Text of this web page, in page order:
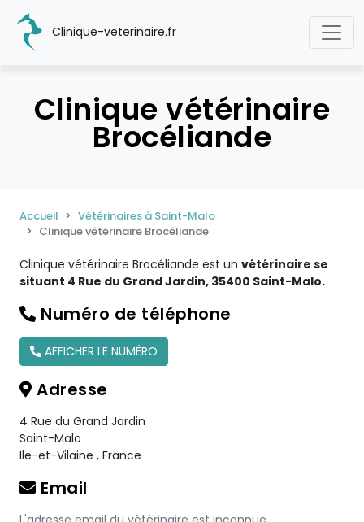
Clinique-veterinaire.fr
Clinique vétérinaire
Brocéliande
Accueil
Vétérinaires à Saint-Malo
Clinique vétérinaire Brocéliande
Clinique vétérinaire Brocéliande est un vétérinaire se
situant 4 Rue du Grand Jardin, 35400 Saint-Malo.
Numéro de téléphone
AFFICHER LE NUMÉRO
Adresse
4 Rue du Grand Jardin
Saint-Malo
Ile-et-Vilaine , France
Email